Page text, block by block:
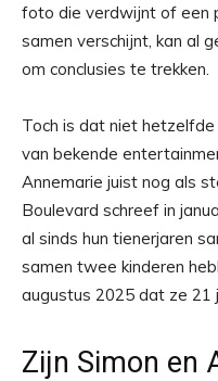
foto die verdwijnt of een
samen verschijnt, kan al
om conclusies te trekken.
Toch is dat niet
van bekende
Annemarie juist nog als
Boulevard schreef in
al sinds hun tienerjaren
samen twee kinderen
augustus 2025 dat ze 21
Zijn Simon en